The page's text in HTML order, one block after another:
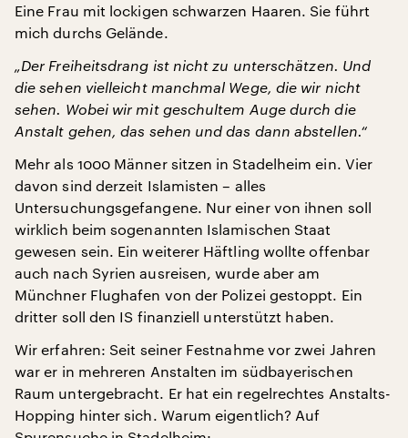
Eine Frau mit lockigen schwarzen Haaren. Sie führt
mich durchs Gelände.
„Der Freiheitsdrang ist nicht zu unterschätzen. Und
die sehen vielleicht manchmal Wege, die wir nicht
sehen. Wobei wir mit geschultem Auge durch die
Anstalt gehen, das sehen und das dann abstellen.“
Mehr als 1000 Männer sitzen in Stadelheim ein. Vier
davon sind derzeit Islamisten – alles
Untersuchungsgefangene. Nur einer von ihnen soll
wirklich beim sogenannten Islamischen Staat
gewesen sein. Ein weiterer Häftling wollte offenbar
auch nach Syrien ausreisen, wurde aber am
Münchner Flughafen von der Polizei gestoppt. Ein
dritter soll den IS finanziell unterstützt haben.
Wir erfahren: Seit seiner Festnahme vor zwei Jahren
war er in mehreren Anstalten im südbayerischen
Raum untergebracht. Er hat ein regelrechtes Anstalts-
Hopping hinter sich. Warum eigentlich? Auf